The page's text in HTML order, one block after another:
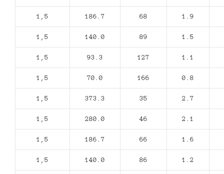
1,5 186.7 68 1.9
1,5 140.0 89 1.5
1,5 93.3 127 1.1
1,5 70.0 166 0.8
1,5 373.3 35 2.7
1,5 280.0 46 2.1
1,5 186.7 66 1.6
1,5 140.0 86 1.2